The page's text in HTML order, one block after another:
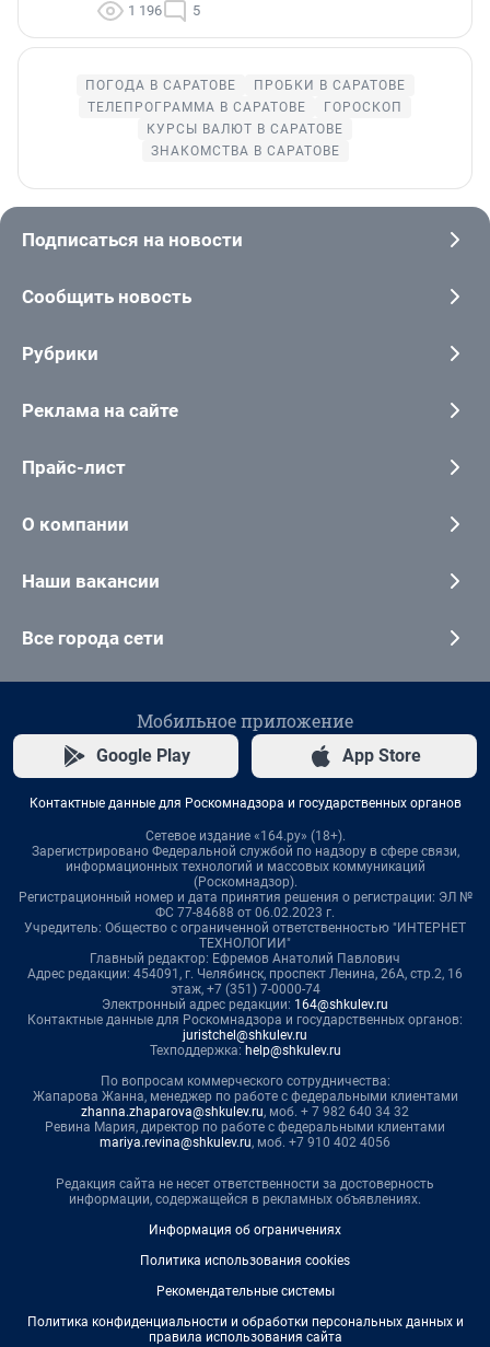
1 196 5
ПОГОДА В САРАТОВЕ
ПРОБКИ В САРАТОВЕ
ТЕЛЕПРОГРАММА В САРАТОВЕ
ГОРОСКОП
КУРСЫ ВАЛЮТ В САРАТОВЕ
ЗНАКОМСТВА В САРАТОВЕ
Подписаться на новости
Сообщить новость
Рубрики
Реклама на сайте
Прайс-лист
О компании
Наши вакансии
Все города сети
Мобильное приложение
Google Play App Store
Контактные данные для Роскомнадзора и государственных органов
Сетевое издание «164.ру» (18+).
Зарегистрировано Федеральной службой по надзору в сфере связи,
информационных технологий и массовых коммуникаций
(Роскомнадзор).
Регистрационный номер и дата принятия решения о регистрации: ЭЛ №
ФС 77-84688 от 06.02.2023 г.
Учредитель: Общество с ограниченной ответственностью "ИНТЕРНЕТ
ТЕХНОЛОГИИ"
Главный редактор: Ефремов Анатолий Павлович
Адрес редакции: 454091, г. Челябинск, проспект Ленина, 26А, стр.2, 16
этаж, +7 (351) 7-0000-74
Электронный адрес редакции: 164@shkulev.ru
Контактные данные для Роскомнадзора и государственных органов:
juristchel@shkulev.ru
Техподдержка: help@shkulev.ru
По вопросам коммерческого сотрудничества:
Жапарова Жанна, менеджер по работе с федеральными клиентами
zhanna.zhaparova@shkulev.ru, моб. + 7 982 640 34 32
Ревина Мария, директор по работе с федеральными клиентами
mariya.revina@shkulev.ru, моб. +7 910 402 4056
Редакция сайта не несет ответственности за достоверность
информации, содержащейся в рекламных объявлениях.
Информация об ограничениях
Политика использования cookies
Рекомендательные системы
Политика конфиденциальности и обработки персональных данных и
правила использования сайта